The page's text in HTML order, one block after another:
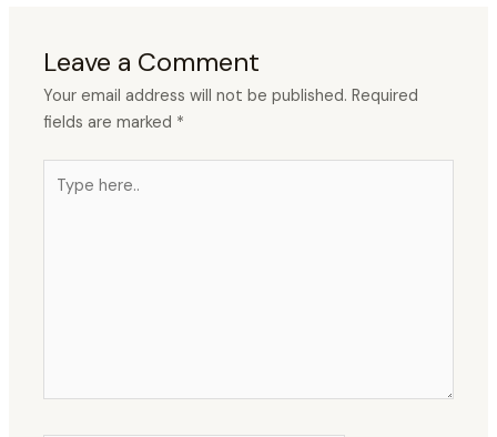
Leave a Comment
Your email address will not be published. Required
fields are marked *
here..